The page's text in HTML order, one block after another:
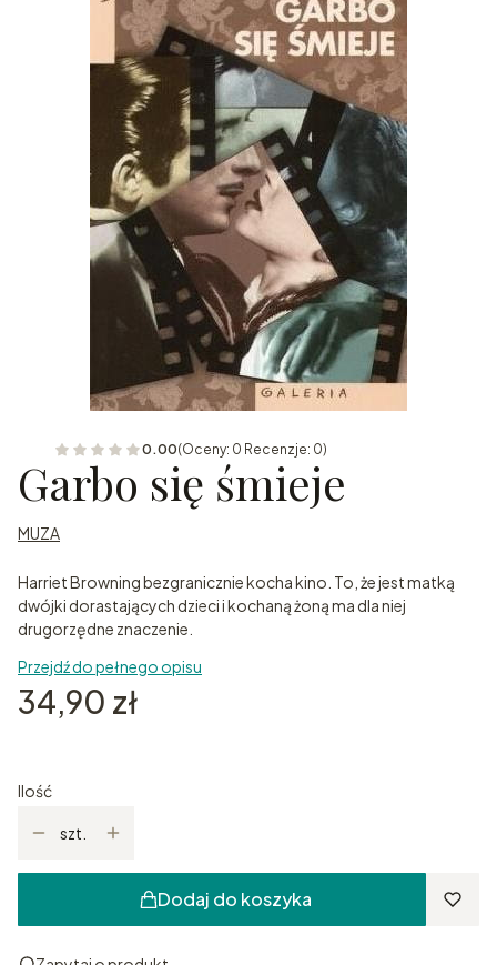
0.00(Oceny: 0 Recenzje: 0)
Garbo się śmieje
MUZA
Harriet Browning bezgranicznie kocha kino. To, że jest matką
dwójki dorastających dzieci i kochaną żoną ma dla niej
drugorzędne znaczenie.
Przejdź do pełnego opisu
Cena
34,90 zł
Ilość
szt.
Dodaj do koszyka